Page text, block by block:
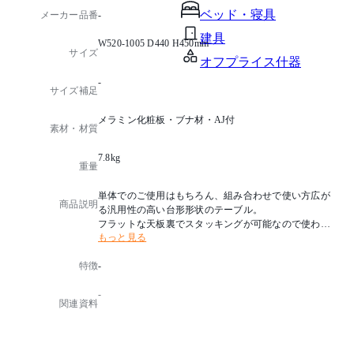
ベッド・寝具
建具
オフプライス什器
メーカー品番-
サイズ
W520-1005 D440 H450mm
サイズ補足
-
素材・材質
メラミン化粧板・ブナ材・AJ付
重量
7.8kg
商品説明
単体でのご使用はもちろん、組み合わせで使い方広が
る汎用性の高い台形形状のテーブル。
フラットな天板裏でスタッキングが可能なので使わな
い時は場所を取らずにコンパクトに収納できます。
・スタッキング可能台数：2台
・脚カット：可
もっと見る
特徴-
関連資料
-